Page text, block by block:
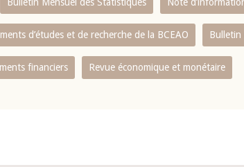
d’études et de recherche de la BCEAO Bulletin
financiers Revue économique et monétaire